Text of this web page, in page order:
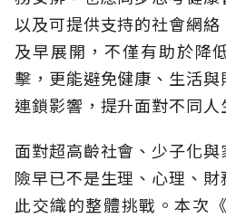
以及可提供支持的社會網
及早展開，不僅有助於降
擊，更能避免健康、生活
連鎖影響，提升面對不同人
面對超高齡社會、少子化
險早已不是生理、心理、
此交織的整體挑戰。本次《